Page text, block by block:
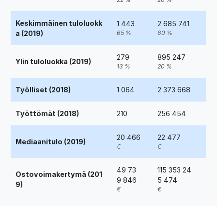
Keskimmäinen tuloluokk
a (2019)
1 443
65 %
2 685 741
60 %
Ylin tuloluokka (2019)
279
13 %
895 247
20 %
Työlliset (2018) 1 064 2 373 668
Työttömät (2018) 210 256 454
Mediaanitulo (2019)
20 466
€
22 477
€
Ostovoimakertymä (201
9)
49 73
9 846
€
115 353 24
5 474
€